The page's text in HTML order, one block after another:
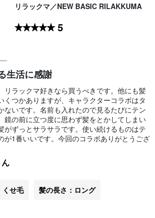
リラックマ／NEW BASIC RILAKKUMA
5
生活に感謝
リラックマ好きなら買うべきです。他にも髪
くつかありますが、キャラクターコラボはタ
ないです。名前も入れたので見るたびにテン
鏡の前に立つ度に思わず髪をとかしてしまい
がずっとサラサラです。使い続けるものはテ
が1番いいです。今回のコラボありがとうござ
くせ毛 髪の長さ：ロング